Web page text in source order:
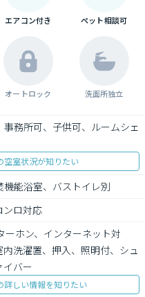
エアコン付き ペット相談可
オートロック 洗面所独立
務所可、子供可、ルームシェ
空室状況が知りたい
能浴室、バストイレ別
ンロ対応
ーホン、インターネット対
洗濯置、押入、照明付、シュ
バー
詳しい情報を知りたい